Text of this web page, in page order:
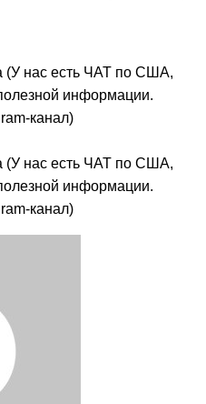
(У нас есть ЧАТ по США,
информации.
канал)
(У нас есть ЧАТ по США,
информации.
канал)